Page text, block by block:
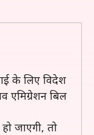
के लिए विदेश
एमिग्रेशन बिल
जाएगी, तो